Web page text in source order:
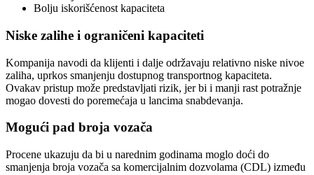
Bolju iskorišćenost kapaciteta
Niske zalihe i ograničeni kapaciteti
Kompanija navodi da klijenti i dalje održavaju relativno niske nivoe
zaliha, uprkos smanjenju dostupnog transportnog kapaciteta.
Ovakav pristup može predstavljati rizik, jer bi i manji rast potražnje
mogao dovesti do poremećaja u lancima snabdevanja.
Mogući pad broja vozača
Procene ukazuju da bi u narednim godinama moglo doći do
smanjenja broja vozača sa komercijalnim dozvolama (CDL) između